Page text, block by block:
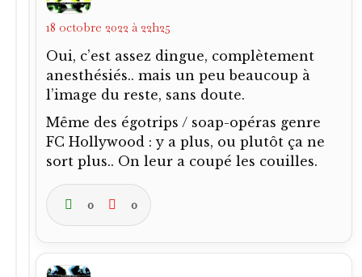
18 octobre 2022 à 22h25
Oui, c’est assez dingue, complètement
anesthésiés.. mais un peu beaucoup à
l’image du reste, sans doute.
Même des égotrips / soap-opéras genre
FC Hollywood : y a plus, ou plutôt ça ne
sort plus.. On leur a coupé les couilles.
0 0